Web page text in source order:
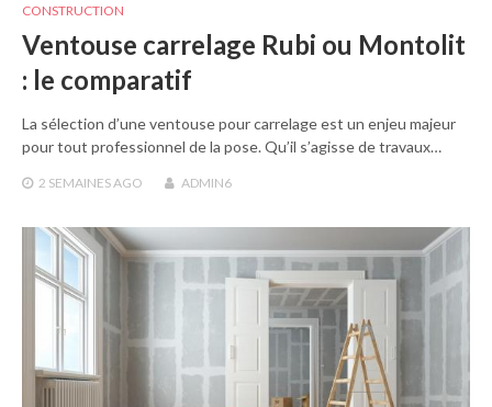
CONSTRUCTION
Ventouse carrelage Rubi ou Montolit
: le comparatif
La sélection d’une ventouse pour carrelage est un enjeu majeur
pour tout professionnel de la pose. Qu’il s’agisse de travaux…
2 SEMAINES AGO ADMIN6